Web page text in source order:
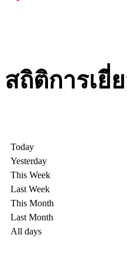
สถิติการเยี่
Today
Yesterday
This Week
Last Week
This Month
Last Month
All days